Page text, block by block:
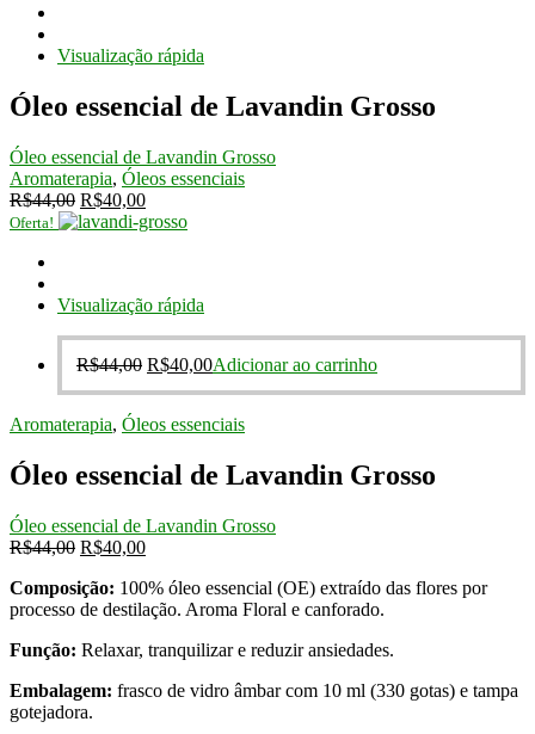
Visualização rápida
Óleo essencial de Lavandin Grosso
Óleo essencial de Lavandin Grosso
Aromaterapia, Óleos essenciais
R$44,00 O
preço
R$40,00O
preço
Oferta!
Visualização rápida
R$44,00 O
era:
R$40,00O
é:
Adicionar ao carrinho
Aromaterapia, Óleos essenciais
Óleo essencial de Lavandin Grosso
Óleo essencial de Lavandin Grosso
R$44,00 O
original
era:
R$40,00O
atual
é:
Composição: 100% óleo essencial (OE) extraído das flores por
processo de destilação. Aroma Floral e canforado.
Função: Relaxar, tranquilizar e reduzir ansiedades.
Embalagem: frasco de vidro âmbar com 10 ml (330 gotas) e tampa
gotejadora.